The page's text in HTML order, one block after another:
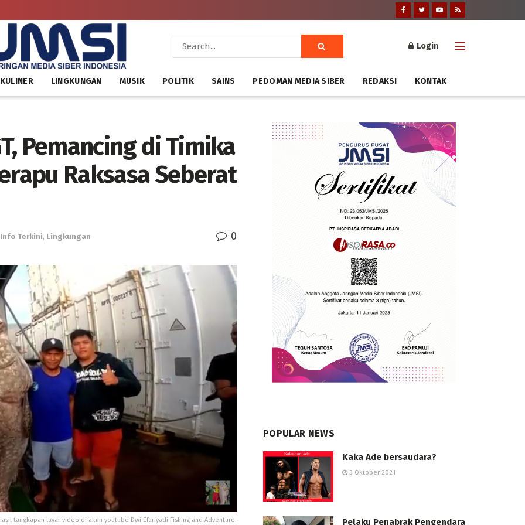
Login
KULINER LINGKUNGAN MUSIK POLITIK SAINS PEDOMAN MEDIA SIBER REDAKSI KONTAK
Pemancing di Timika
Raksasa Seberat
Info Terkini, Lingkungan 0
tangkapan layar video di akun youtube Dwi Efariyadi Fishing and Adventure.
POPULAR NEWS
Kaka Ade bersaudara?
3 Oktober 2021
Pelaku Penabrak Pengendara